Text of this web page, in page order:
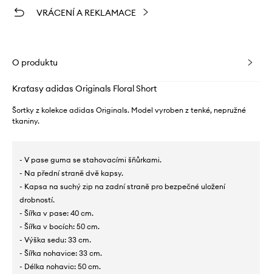
VRÁCENÍ A REKLAMACE
O produktu
Kraťasy adidas Originals Floral Short
Šortky z kolekce adidas Originals. Model vyroben z tenké, nepružné
tkaniny.
- V pase guma se stahovacími šňůrkami.
- Na přední straně dvě kapsy.
- Kapsa na suchý zip na zadní straně pro bezpečné uložení
drobností.
- Šířka v pase: 40 cm.
- Šířka v bocích: 50 cm.
- Výška sedu: 33 cm.
- Šířka nohavice: 33 cm.
- Délka nohavic: 50 cm.